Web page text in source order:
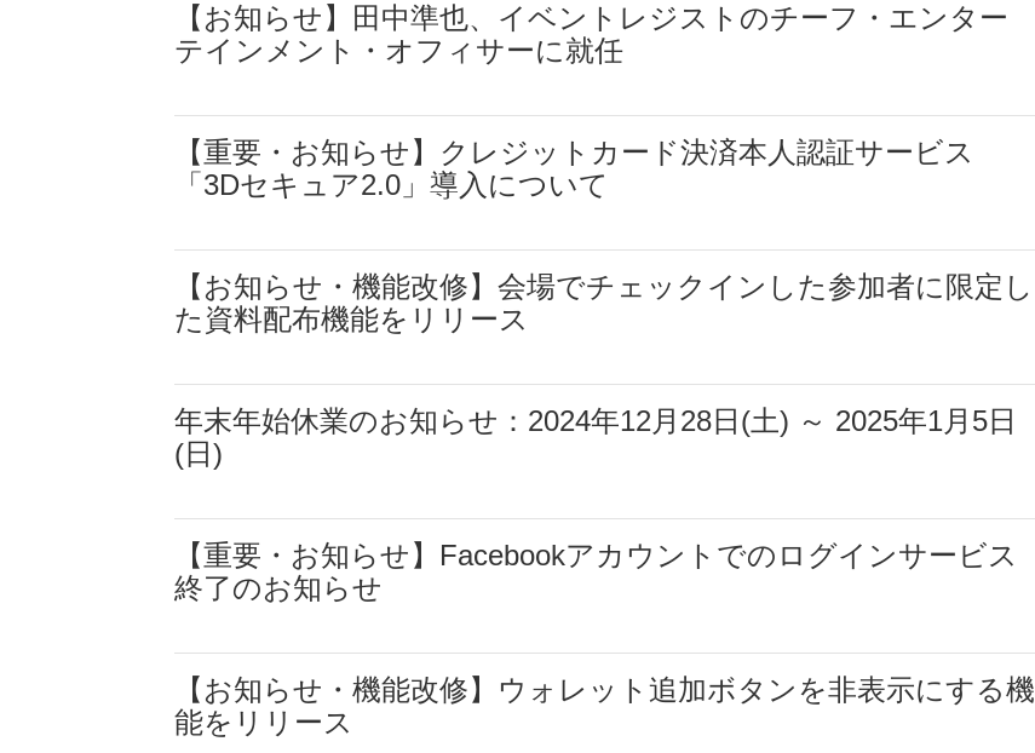
【お知らせ】田中準也、イベントレジストのチーフ・エンター
テインメント・オフィサーに就任
【重要・お知らせ】クレジットカード決済本人認証サービス
「3Dセキュア2.0」導入について
【お知らせ・機能改修】会場でチェックインした参加者に限定し
た資料配布機能をリリース
年末年始休業のお知らせ：2024年12月28日(土) ～ 2025年1月5日
(日)
【重要・お知らせ】Facebookアカウントでのログインサービス
終了のお知らせ
【お知らせ・機能改修】ウォレット追加ボタンを非表示にする機
能をリリース